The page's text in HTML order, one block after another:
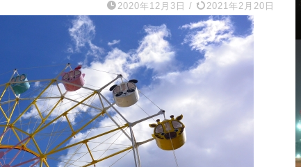
2020年12月3日 / 2021年2月20日